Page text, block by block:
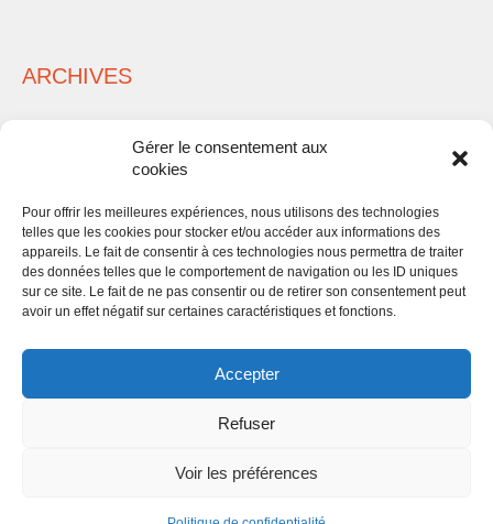
Gérer le consentement aux
cookies
Pour offrir les meilleures expériences, nous utilisons des technologies
telles que les cookies pour stocker et/ou accéder aux informations des
appareils. Le fait de consentir à ces technologies nous permettra de traiter
des données telles que le comportement de navigation ou les ID uniques
sur ce site. Le fait de ne pas consentir ou de retirer son consentement peut
avoir un effet négatif sur certaines caractéristiques et fonctions.
Accepter
Refuser
Voir les préférences
ARCHIVES
META
©2014 - Tous droits réservés -Politique de confidentialité